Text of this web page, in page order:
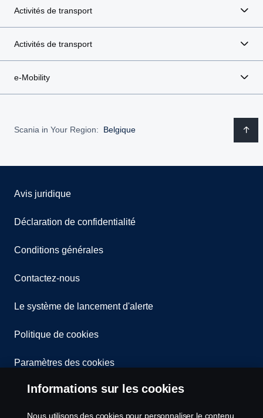
Activités de transport
Activités de transport
e-Mobility
Scania in Your Region: Belgique
Avis juridique
Déclaration de confidentialité
Conditions générales
Contactez-nous
Le système de lancement d'alerte
Politique de cookies
Paramètres des cookies
Informations sur les cookies
Nous utilisons des cookies pour personnaliser le contenu